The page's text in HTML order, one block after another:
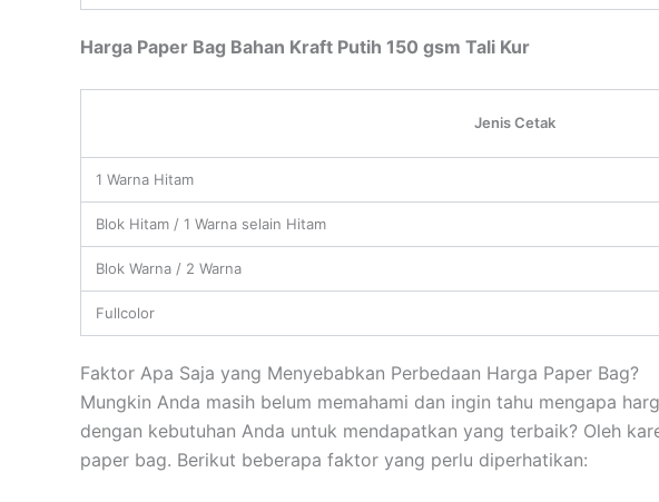
Harga Paper Bag Bahan Kraft Putih 150 gsm Tali Kur
Jenis Cetak
1 Warna Hitam
Blok Hitam / 1 Warna selain Hitam
Blok Warna / 2 Warna
Fullcolor
Faktor Apa Saja yang Menyebabkan Perbedaan Harga Paper Bag?
Mungkin Anda masih belum memahami dan ingin tahu mengapa
dengan kebutuhan Anda untuk mendapatkan yang terbaik? Oleh
paper bag. Berikut beberapa faktor yang perlu diperhatikan: